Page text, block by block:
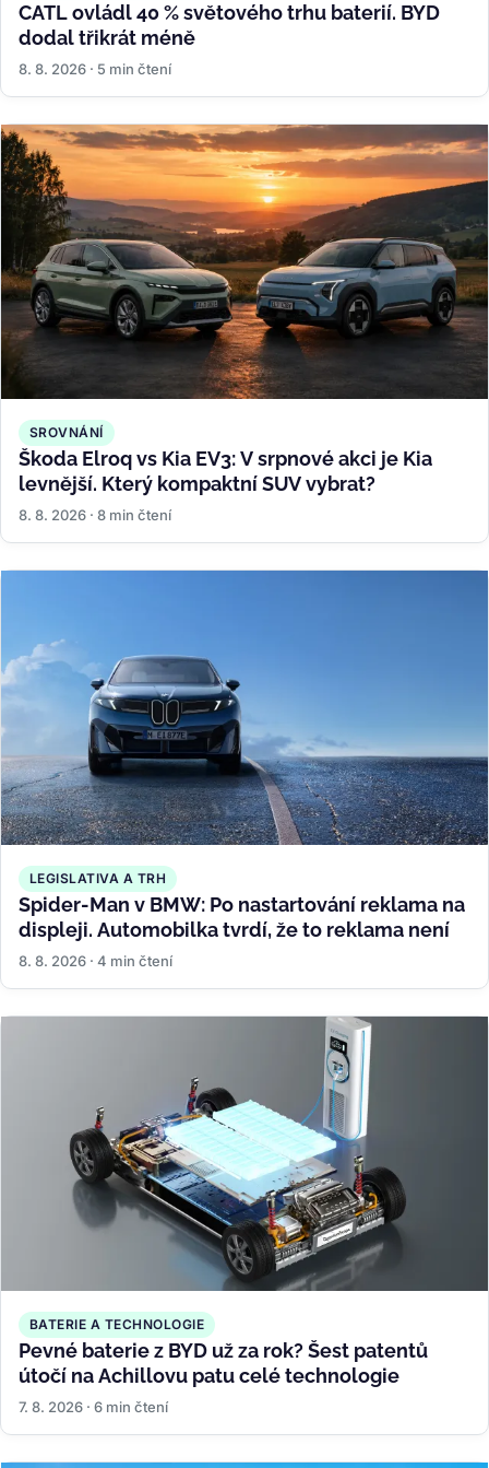
CATL ovládl 40 % světového trhu baterií. BYD
dodal třikrát méně
8. 8. 2026 · 5 min čtení
SROVNÁNÍ
Škoda Elroq vs Kia EV3: V srpnové akci je Kia
levnější. Který kompaktní SUV vybrat?
8. 8. 2026 · 8 min čtení
LEGISLATIVA A TRH
Spider-Man v BMW: Po nastartování reklama na
displeji. Automobilka tvrdí, že to reklama není
8. 8. 2026 · 4 min čtení
BATERIE A TECHNOLOGIE
Pevné baterie z BYD už za rok? Šest patentů
útočí na Achillovu patu celé technologie
7. 8. 2026 · 6 min čtení